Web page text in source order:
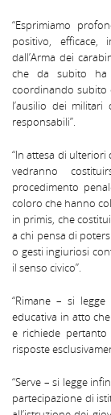
“Esprimiamo
positivo, efficace,
dall’Arma dei
che da subito ha
coordinando subito
l’ausilio dei militari
responsabili”.
“In attesa di
vedranno
procedimento
coloro che hanno
in primis, che
a chi pensa di
o gesti ingiuriosi
il senso civico”.
“Rimane – si
educativa in atto
e richiede
risposte
“Serve – si legge
partecipazione di